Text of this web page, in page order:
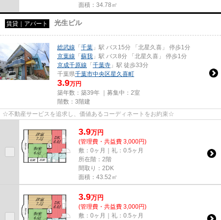
面積：34.78㎡
賃貸｜アパート 光生ビル
総武線 「千葉 」駅 バス15分 「北星久喜」 停歩1分
京葉線 「蘇我 」駅 バス8分 「北星久喜」 停歩1分
京成千原線 「千葉寺 」駅 徒歩33分
千葉県千葉市中央区星久喜町
3.9万円
築年数：築39年 ｜募集中： 2室
階数：3階建
☆不動産サービスを追求し、価値あるコーディネートをお約束☆
3.9万円
(管理費・共益費 3,000円)
敷：0ヶ月｜礼：0.5ヶ月
所在階：2階
間取り：2DK
面積：43.52㎡
3.9万円
(管理費・共益費 3,000円)
敷：0ヶ月｜礼：0.5ヶ月